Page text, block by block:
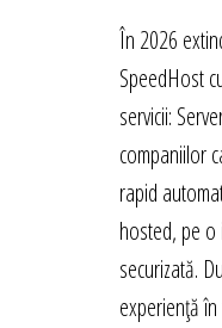
În 2026
SpeedHost
servicii:
companiilor
rapid
hosted, pe o
securizată.
experiență